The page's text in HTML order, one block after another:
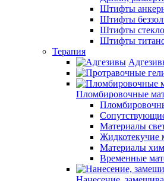
Штифты
Штифты
Штифты
Штифты
Терапия
Пломбировочные
Материалы
Жидкотекучие
Материалы
Временные